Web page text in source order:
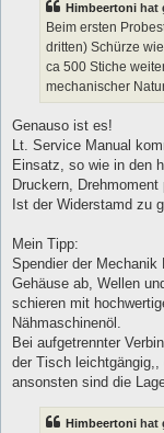
Himbeertoni hat
Beim ersten
dritten) Schürze
ca 500 Stiche
mechanischer
Genauso ist es!
Lt. Service Manual
Einsatz, so wie in den
Druckern,
Ist der Widerstamd zu
Mein Tipp:
Spendier der Mechanik
Gehäuse ab, Wellen
schieren mit
Nähmaschinenöl.
Bei aufgetrennter
der Tisch
ansonsten sind die
Himbeertoni hat